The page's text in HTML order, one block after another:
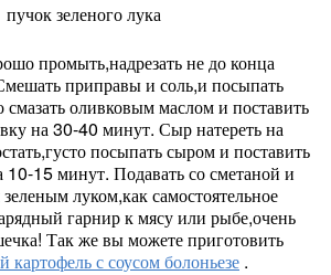
пучок зеленого лука
промыть,надрезать не до конца
приправы и соль,и посыпать
смазать оливковым маслом и поставить
на 30-40 минут. Сыр натереть на
посыпать сыром и поставить
10-15 минут. Подавать со сметаной и
луком,как самостоятельное
гарнир к мясу или рыбе,очень
Так же вы можете приготовить
картофель с соусом болоньезе .